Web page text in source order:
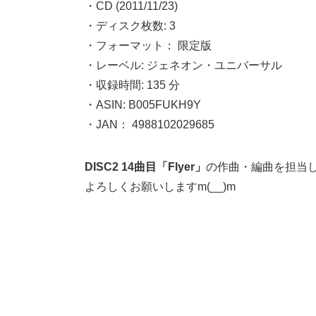
・CD (2011/11/23)
・ディスク枚数: 3
・フォーマット： 限定版
・レーベル: ジェネオン・ユニバーサル
・収録時間: 135 分
・ASIN: B005FUKH9Y
・JAN： 4988102029685
DISC2 14曲目「Flyer」 の作曲・編曲を担当
よろしくお願いしますm(__)m